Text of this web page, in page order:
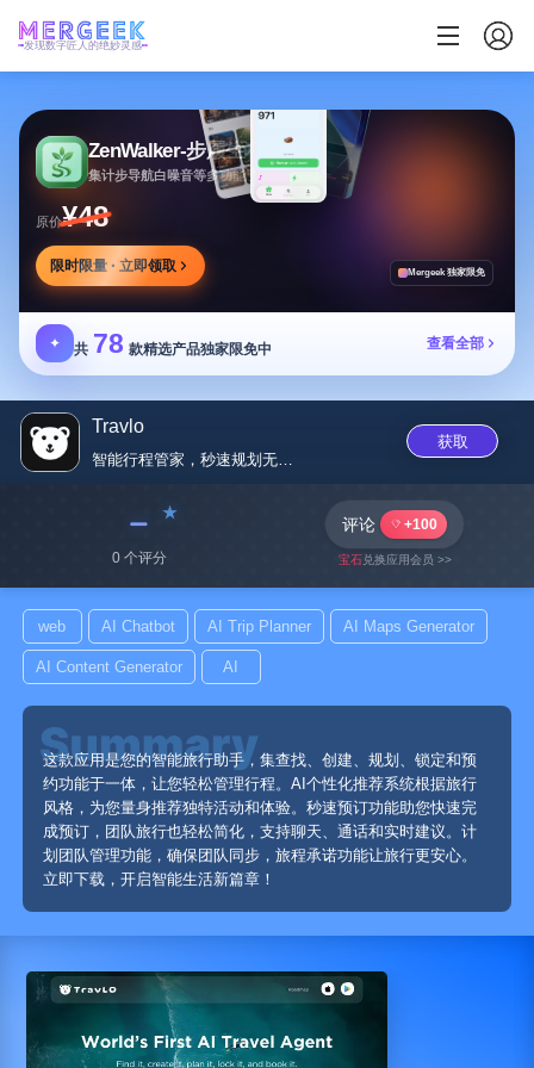
发现数字匠人的绝妙灵感
ZenWalker-步履生花
集计步导航白噪音等多功能于一体的健康应用
原价¥48
限时限量 · 立即领取 Mergeek 独家限免
✦ 共 78 款精选产品独家限免中 查看全部
Travlo
智能行程管家，秒速规划无忧旅行
获取
﹣
0 个评分
评论 +100
宝石兑换应用会员 >>
web AI Chatbot AI Trip Planner AI Maps Generator
AI Content Generator AI
这款应用是您的智能旅行助手，集查找、创建、规划、锁定和预
约功能于一体，让您轻松管理行程。AI个性化推荐系统根据旅行
风格，为您量身推荐独特活动和体验。秒速预订功能助您快速完
成预订，团队旅行也轻松简化，支持聊天、通话和实时建议。计
划团队管理功能，确保团队同步，旅程承诺功能让旅行更安心。
立即下载，开启智能生活新篇章！